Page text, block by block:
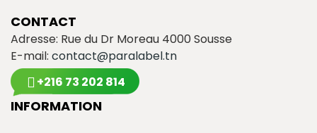
CONTACT
Adresse: Rue du Dr Moreau 4000 Sousse
E-mail: contact@paralabel.tn
+216 73 202 814
INFORMATION